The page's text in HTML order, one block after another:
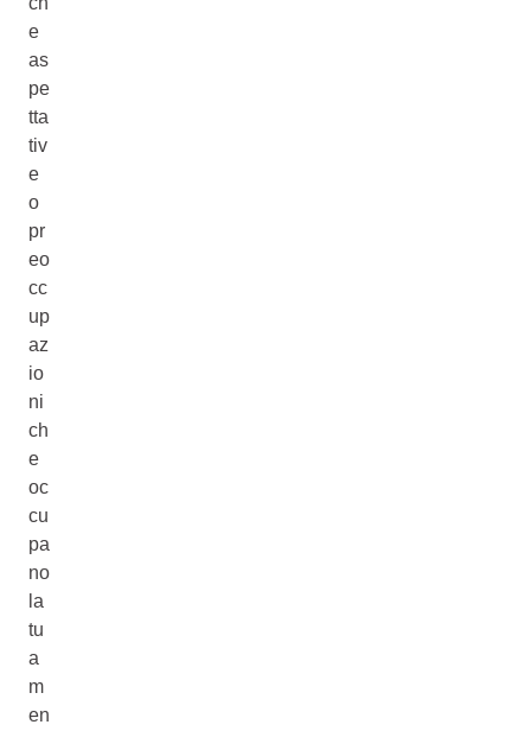
e
as
pe
tta
tiv
e
o
pr
eo
cc
up
az
io
ni
ch
e
oc
cu
pa
no
la
tu
a
m
en